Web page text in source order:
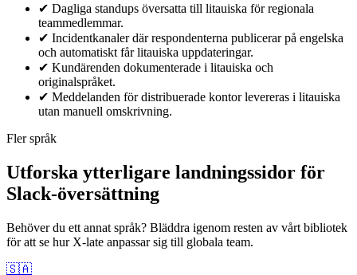
✔ Dagliga standups översatta till litauiska för regionala
teammedlemmar.
✔ Incidentkanaler där respondenterna publicerar på engelska
och automatiskt får litauiska uppdateringar.
✔ Kundärenden dokumenterade i litauiska och
originalspråket.
✔ Meddelanden för distribuerade kontor levereras i litauiska
utan manuell omskrivning.
Fler språk
Utforska ytterligare landningssidor för
Slack-översättning
Behöver du ett annat språk? Bläddra igenom resten av vårt bibliotek
för att se hur X-late anpassar sig till globala team.
🇸🇦